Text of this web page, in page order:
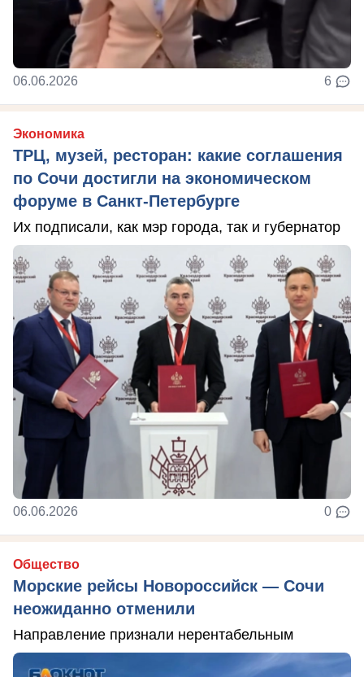
06.06.2026 6
Экономика
ТРЦ, музей, ресторан: какие соглашения
по Сочи достигли на экономическом
форуме в Санкт-Петербурге
Их подписали, как мэр города, так и губернатор
06.06.2026 0
Общество
Морские рейсы Новороссийск — Сочи
неожиданно отменили
Направление признали нерентабельным